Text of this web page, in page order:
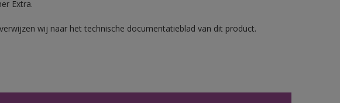
Extra.
wij naar het technische documentatieblad van dit product.